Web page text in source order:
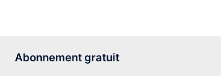
Abonnement gratuit